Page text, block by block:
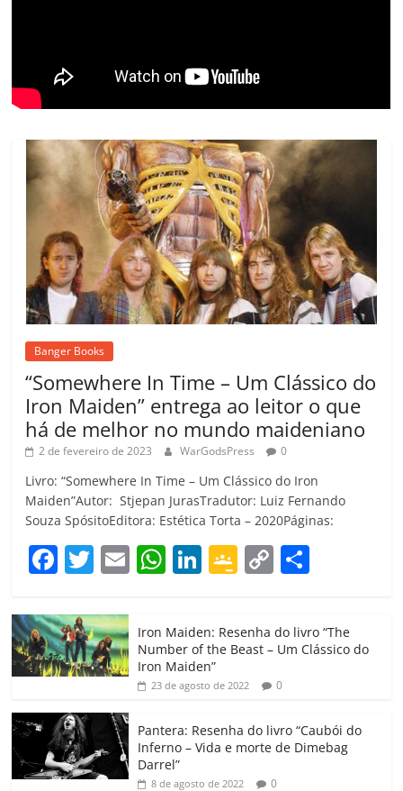
m
Banger Books
“Somewhere In Time – Um Clássico do
Iron Maiden” entrega ao leitor o que
há de melhor no mundo maideniano
2 de fevereiro de 2023 WarGodsPress 0
Livro: “Somewhere In Time – Um Clássico do Iron
Maiden”Autor: Stjepan JurasTradutor: Luiz Fernando
Souza SpósitoEditora: Estética Torta – 2020Páginas:
F
c
e
b
o
o
k
T
itt
er
E W
at
s
A
p
Li
e
dI
G
gl
e
Cl
a
ss
C
p
y
Li
k
m
p
h
ar
Iron Maiden: Resenha do livro “The
Number of the Beast – Um Clássico do
Iron Maiden”
23 de agosto de 2022 0
Pantera: Resenha do livro “Caubói do
Inferno – Vida e morte de Dimebag
Darrel”
8 de agosto de 2022 0